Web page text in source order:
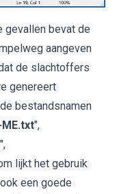
gevallen bevat de
aangeven
de slachtoffers
genereert
bestandsnamen
ME.txt",
",
lijkt het gebruik
een goede